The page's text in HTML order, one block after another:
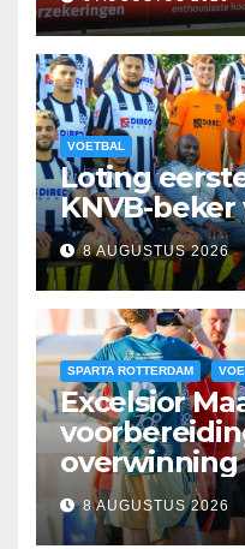
VOETBAL
Loting
KNVB-
8 AUGUSTUS 2026
SPARTA ROTTERDAM
Excelsior
overwinning
Rotterdam
8 AUGUSTUS 2026